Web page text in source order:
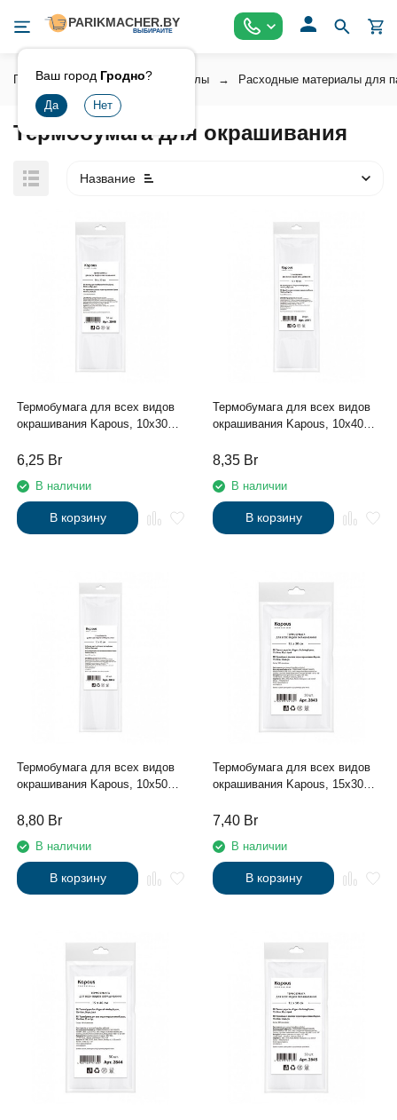
Ваш город Гродно?
Главная Расходные материалы Расходные материалы для
Термобумага для окрашивания
Название
Термобумага для всех видов
окрашивания Kapous, 10х30
6,25 Br
В наличии
В корзину
Термобумага для всех видов
окрашивания Kapous, 10х40
8,35 Br
В наличии
В корзину
Термобумага для всех видов
окрашивания Kapous, 10х50
8,80 Br
В наличии
В корзину
Термобумага для всех видов
окрашивания Kapous, 15х30
7,40 Br
В наличии
В корзину